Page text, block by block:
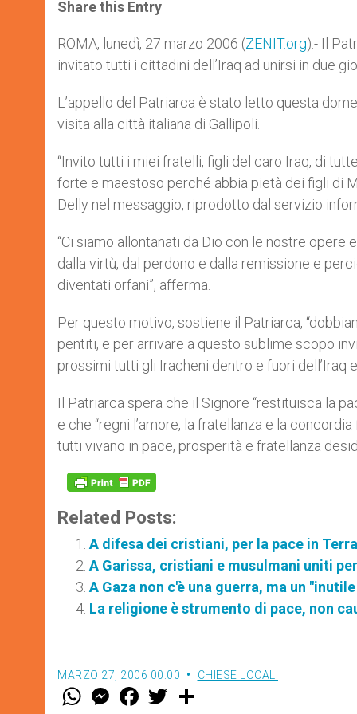
s
p
p
e
g
e
r
b
o
k
r
Share this Entry
ROMA, lunedì, 27 marzo 2006 (ZENIT.org).- Il
invitato tutti i cittadini dell’Iraq ad unirsi in due
L’appello del Patriarca è stato letto questa
visita alla città italiana di Gallipoli.
“Invito tutti i miei fratelli, figli del caro Iraq, di
forte e maestoso perché abbia pietà dei figli di
Delly nel messaggio, riprodotto dal servizio
“Ci siamo allontanati da Dio con le nostre
dalla virtù, dal perdono e dalla remissione e
diventati orfani”, afferma.
Per questo motivo, sostiene il Patriarca,
pentiti, e per arrivare a questo sublime scopo
prossimi tutti gli Iracheni dentro e fuori dell’Iraq
Il Patriarca spera che il Signore “restituisca la
e che “regni l’amore, la fratellanza e la
tutti vivano in pace, prosperità e fratellanza
Related Posts:
A difesa dei cristiani, per la pace in
A Garissa, cristiani e musulmani uniti
A Gaza non c'è una guerra, ma un
La religione è strumento di pace, non
MARZO 27, 2006 00:00 CHIESE LOCALI
W M
e
F
a w